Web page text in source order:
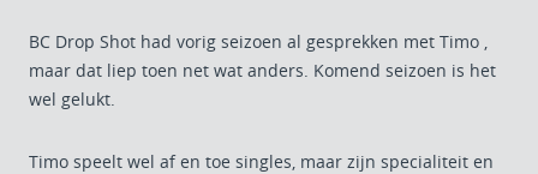
BC Drop Shot had vorig seizoen al gesprekken met Timo ,
maar dat liep toen net wat anders. Komend seizoen is het
wel gelukt.
Timo speelt wel af en toe singles, maar zijn specialiteit en